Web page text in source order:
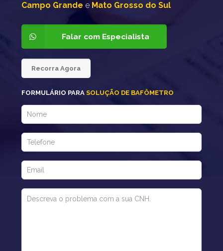
Campo Grande e Mato Grosso do Sul
Falar com Especialista
Recorra Agora
FORMULÁRIO PARA SOLUÇÃO DE BAFÔMETRO